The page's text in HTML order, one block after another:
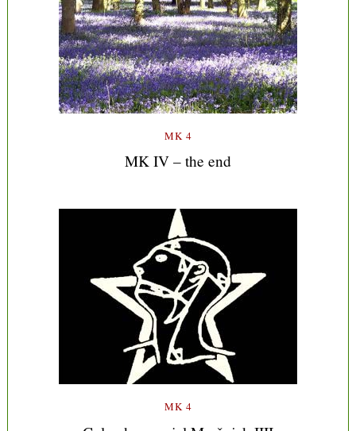
MK 4
MK IV – the end
MK 4